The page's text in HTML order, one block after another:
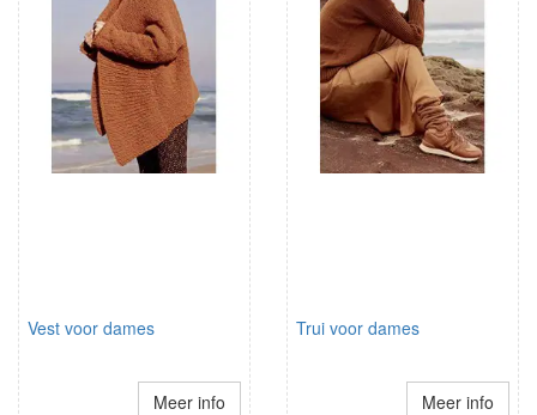
Vest voor dames
Meer info
Trui voor dames
Meer info